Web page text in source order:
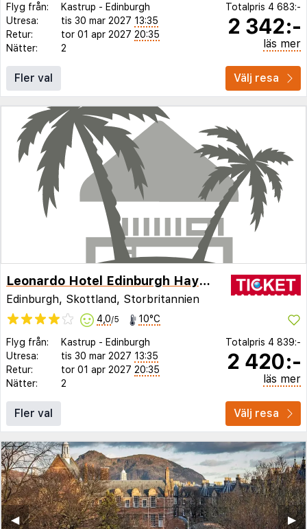
Flyg från: Kastrup - Edinburgh
Utresa:
tis 30 mar 2027 13:35
Retur:
tor 01 apr 2027 20:35
Nätter:
2
Totalpris 4 683:-
2 342:-
läs mer
Fler val Välj resa
Leonardo Hotel Edinburgh Haymarket
Edinburgh, Skottland, Storbritannien
4,0/5 10°C
Flyg från: Kastrup - Edinburgh
Utresa:
tis 30 mar 2027 13:35
Retur:
tor 01 apr 2027 20:35
Nätter:
2
Totalpris 4 839:-
2 420:-
läs mer
Fler val Välj resa
▶︎
◀︎